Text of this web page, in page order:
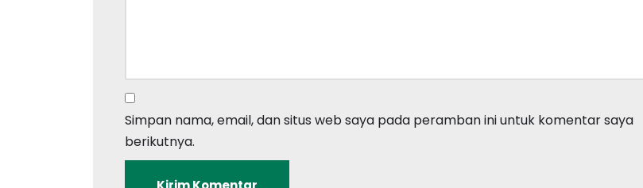
Simpan nama, email, dan situs web saya pada peramban ini untuk komentar saya
berikutnya.